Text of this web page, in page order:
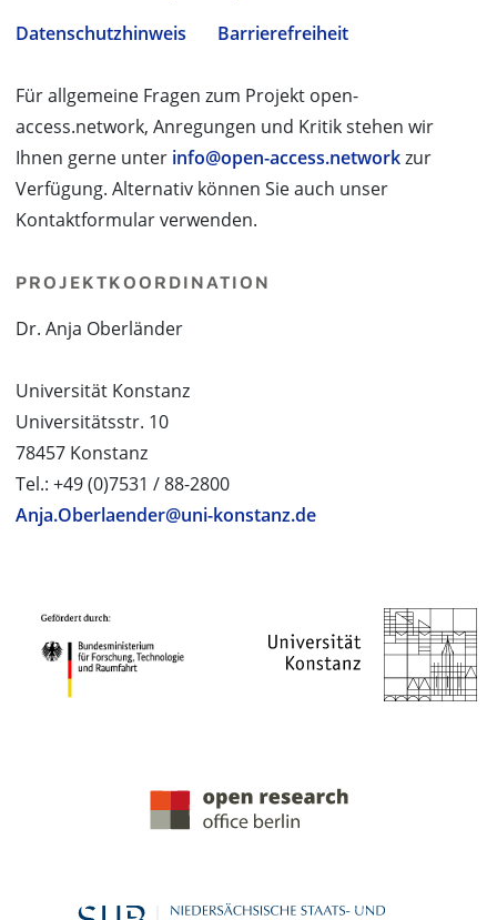
Datenschutzhinweis
Barrierefreiheit
Für allgemeine Fragen zum Projekt open-
access.network, Anregungen und Kritik stehen wir
Ihnen gerne unter info@open-access.networkzur
Verfügung. Alternativ können Sie auch unser
Kontaktformular verwenden.
PROJEKTKOORDINATION
Dr. Anja Oberländer
Universität Konstanz
Universitätsstr. 10
78457 Konstanz
Tel.: +49 (0)7531 / 88-2800
Anja.Oberlaender@uni-konstanz.de